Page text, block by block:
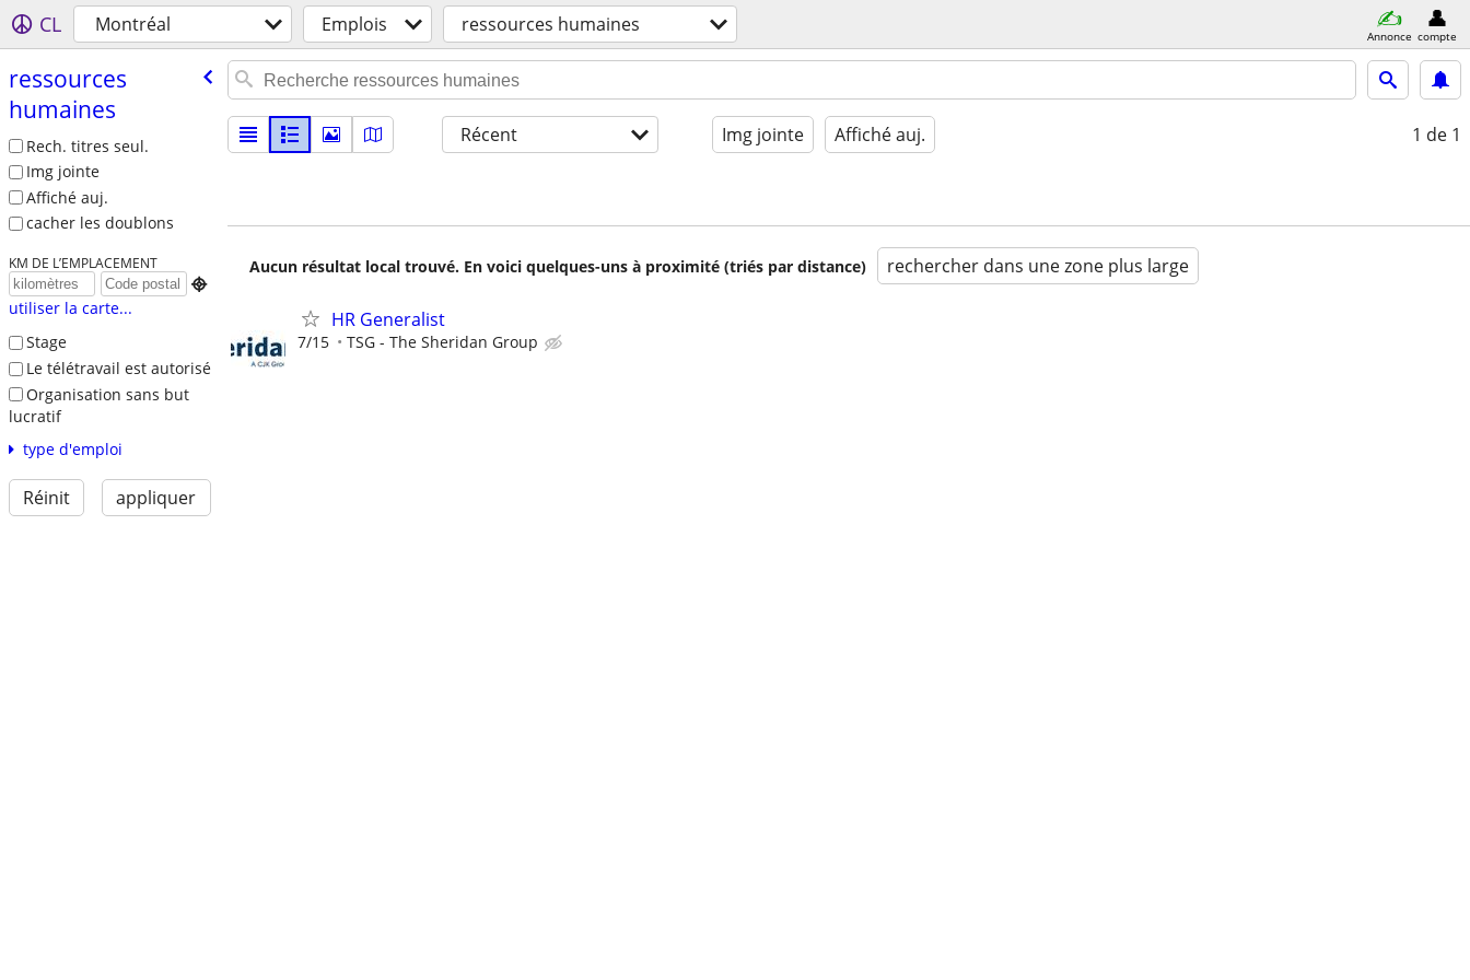
CL Montréal Emplois ressources humaines Annonce compte
ressources
humaines
Rech. titres seul.
Img jointe
Affiché auj.
cacher les doublons
KM DE L’EMPLACEMENT

utiliser la carte...
Stage
Le télétravail est autorisé
Organisation sans but
lucratif
type d'emploi
Réinit appliquer
Récent Img jointe Affiché auj. 1 de 1
Aucun résultat local trouvé. En voici quelques-uns à proximité (triés par distance) rechercher dans une zone plus large
HR Generalist
7/15 TSG - The Sheridan Group